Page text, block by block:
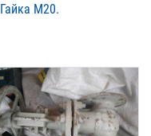
Гайка М20.